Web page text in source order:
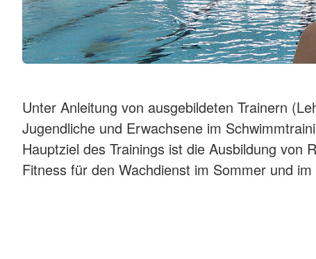
Wohnen und Betreuung im
BRK-Pflegezentrum
Alten-Pflege-Einrichtungen
Vollstationäre Pflege
Entlastung für Pflegende
Ausbildung in der Alten-Pflege
Offene
(OGTS) an der
Grundschule
Waldkindergarten
Rain"
Ferienbetreuung
"Sonnenscheinkinder"
Donauwörth
Ausbildung in der
Babysitterkurs
Unter Anleitung von ausgebildeten Trainern
Jugendliche und Erwachsene im
Hauptziel des Trainings ist die Ausbildung von
Fitness für den Wachdienst im Sommer und im